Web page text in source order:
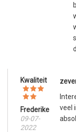
Kwaliteit
Frederike
09-07-
2022
veel